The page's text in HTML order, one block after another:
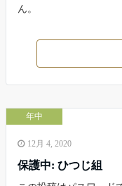
ん。
年中
12月 4, 2020
保護中: ひつじ組